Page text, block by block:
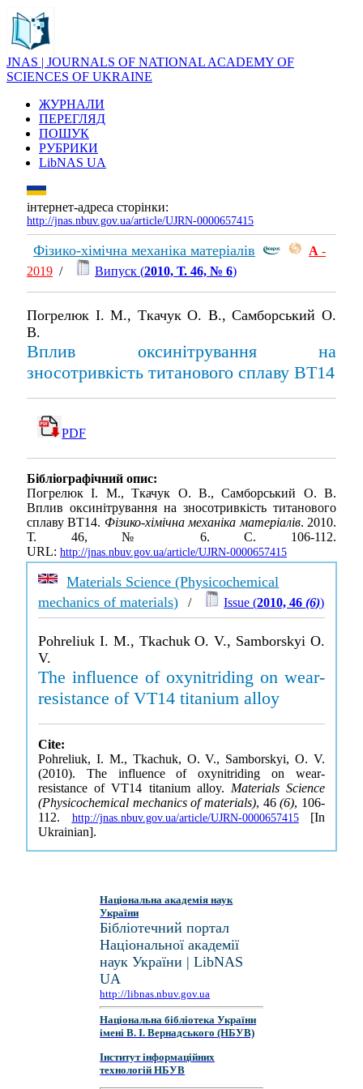
JNAS | JOURNALS OF NATIONAL ACADEMY OF
SCIENCES OF UKRAINE
ЖУРНАЛИ
ПЕРЕГЛЯД
ПОШУК
РУБРИКИ
LibNAS UA
інтернет-адреса сторінки:
http://jnas.nbuv.gov.ua/article/UJRN-0000657415
Фізико-хімічна механіка матеріалів А -
2019 / Випуск (2010, Т. 46, № 6)
Погрелюк І. М., Ткачук О. В., Самборський О.
В.
Вплив оксинітрування на
зносотривкість титанового сплаву ВТ14
PDF
Бібліографічний опис:
Погрелюк І. М., Ткачук О. В., Самборський О. В.
Вплив оксинітрування на зносотривкість титанового
сплаву ВТ14. Фізико-хімічна механіка матеріалів. 2010.
Т. 46, № 6. С. 106-112.
URL: http://jnas.nbuv.gov.ua/article/UJRN-0000657415
Materials Science (Physicochemical
mechanics of materials) / Issue (2010, 46(6))
Pohreliuk I. M., Tkachuk O. V., Samborskyi O.
V.
The influence of oxynitriding on wear-
resistance of VT14 titanium alloy
Cite:
Pohreliuk, I. M., Tkachuk, O. V., Samborskyi, O. V.
(2010). The influence of oxynitriding on wear-
resistance of VT14 titanium alloy. Materials Science
(Physicochemical mechanics of materials), 46(6), 106-
112. http://jnas.nbuv.gov.ua/article/UJRN-0000657415[In
Ukrainian].
Національна академія наук
України
Бібліотечний портал
Національної академії
наук України | LibNAS
UA
http://libnas.nbuv.gov.ua
Національна бібліотека України
імені В. І. Вернадського (НБУВ)
Інститут інформаційних
технологій НБУВ